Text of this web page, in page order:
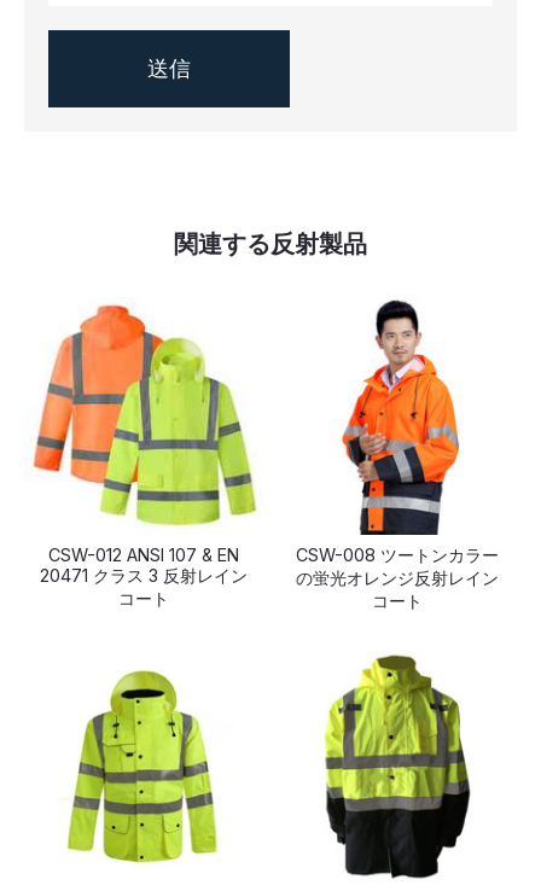
関連する反射製品
CSW-012 ANSI 107 & EN
20471 クラス 3 反射レイン
コート
CSW-008 ツートンカラー
の蛍光オレンジ反射レイン
コート